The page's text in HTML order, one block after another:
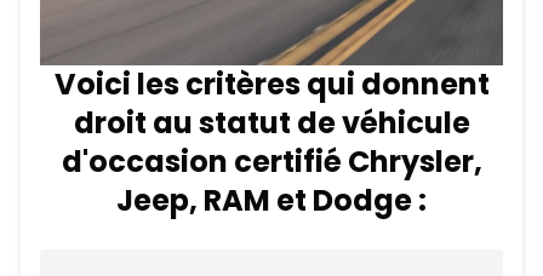
Voici les critères qui donnent
droit au statut de véhicule
d'occasion certifié Chrysler,
Jeep, RAM et Dodge :